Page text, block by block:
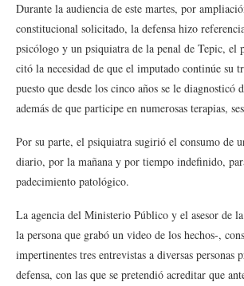
Durante la audiencia de este martes, por
constitucional solicitado, la defensa hizo
psicólogo y un psiquiatra de la penal de Tepic, el
citó la necesidad de que el imputado continúe su
puesto que desde los cinco años se le diagnosticó
además de que participe en numerosas terapias,
Por su parte, el psiquiatra sugirió el consumo de
diario, por la mañana y por tiempo indefinido,
padecimiento patológico.
La agencia del Ministerio Público y el asesor de
la persona que grabó un video de los hechos-,
impertinentes tres entrevistas a diversas personas
defensa, con las que se pretendió acreditar que